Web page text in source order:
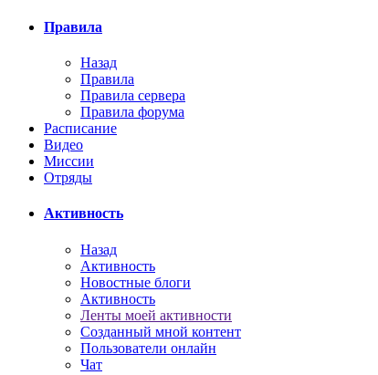
Правила
Назад
Правила
Правила сервера
Правила форума
Расписание
Видео
Миссии
Отряды
Активность
Назад
Активность
Новостные блоги
Активность
Ленты моей активности
Созданный мной контент
Пользователи онлайн
Чат